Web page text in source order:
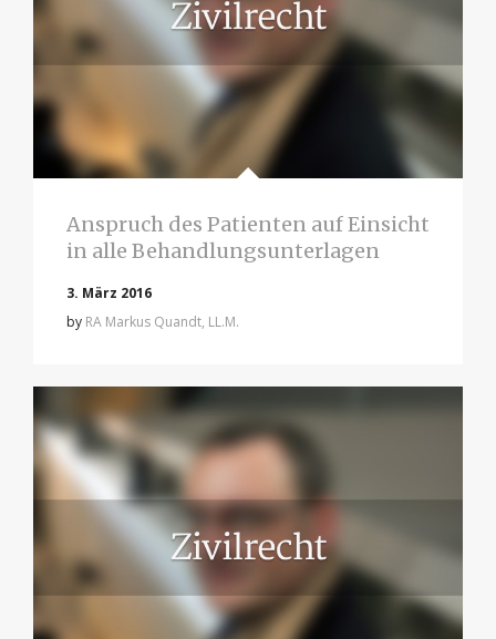
Anspruch des Patienten auf Einsicht
in alle Behandlungsunterlagen
3. März 2016
by RA Markus Quandt, LL.M.